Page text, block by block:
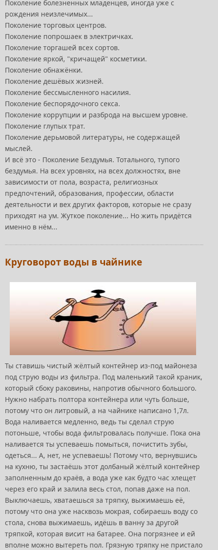
Поколение болезненных младенцев, иногда уже с
рождения неизлечимых...
Поколение торговых центров.
Поколение попрошаек в электричках.
Поколение торгашей всех сортов.
Поколение яркой, "кричащей" косметики.
Поколение обнажёнки.
Поколение дешёвых жизней.
Поколение бессмысленного насилия.
Поколение беспорядочного секса.
Поколение коррупции и разброда на высшем уровне.
Поколение глупых трат.
Поколение дерьмовой литературы, не содержащей
мыслей.
И всё это - Поколение Бездумья. Тотального, тупого
бездумья. На всех уровнях, на всех должностях, вне
зависимости от пола, возраста, религиозных
предпочтений, образования, профессии, области
деятельности и вех других факторов, которые не сразу
приходят на ум. Жуткое поколение... Но жить придётся
именно в нём...
Круговорот воды в чайнике
Ты ставишь чистый жёлтый контейнер из-под майонеза
под струю воды из фильтра. Под маленький такой краник,
который сбоку раковины, напротив обычного большого.
Нужно набрать полтора контейнера или чуть больше,
потому что он литровый, а на чайнике написано 1,7л.
Вода наливается медленно, ведь ты сделал струю
потоньше, чтобы вода фильтровалась получше. Пока она
наливается ты успеваешь помыться, почистить зубы,
одеться... А, нет, не успеваешь! Потому что, вернувшись
на кухню, ты застаёшь этот долбаный жёлтый контейнер
заполненным до краёв, а вода уже как будто час хлещет
через его край и залила весь стол, попав даже на пол.
Выключаешь, хватаешься за тряпку, выжимаешь её,
потому что она уже насквозь мокрая, собираешь воду со
стола, снова выжимаешь, идёшь в ванну за другой
тряпкой, которая висит на батарее. Она погрязнее и ей
вполне можно вытереть пол. Грязную тряпку не пристало